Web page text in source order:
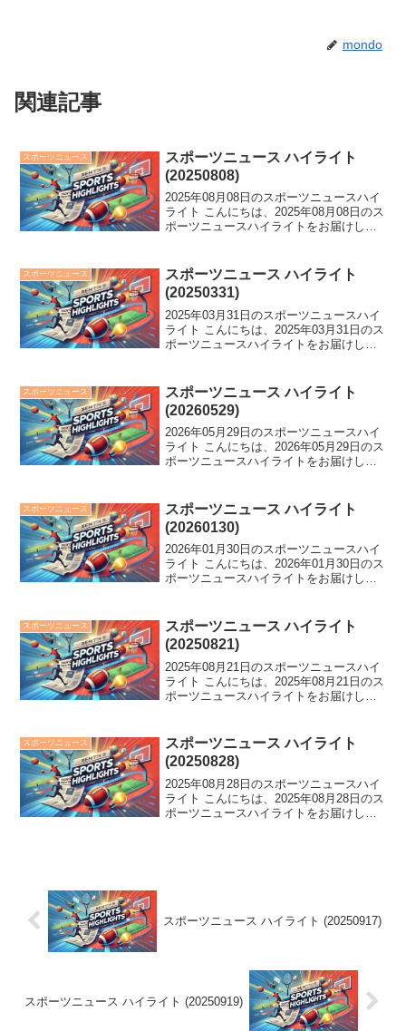
mondo
関連記事
スポーツニュース
スポーツニュース ハイライト
(20250808)
2025年08月08日のスポーツニュースハイ
ライト こんにちは、2025年08月08日のス
ポーツニュースハイライトをお届けしま
DeNAは主砲・牧秀悟が手術へ。さらに、
大...
スポーツニュース
スポーツニュース ハイライト
(20250331)
2025年03月31日のスポーツニュースハイ
ライト こんにちは、2025年03月31日のス
ポーツニュースハイライトをお届けしま
が分かれ、工藤公康氏の長女が国内ツア
ー...
スポーツニュース
スポーツニュース ハイライト
(20260529)
2026年05月29日のスポーツニュースハイ
ライト こんにちは、2026年05月29日のス
ポーツニュースハイライトをお届けしま
が深刻化し、各選手の動向に注目が集ま
る中...
スポーツニュース
スポーツニュース ハイライト
(20260130)
2026年01月30日のスポーツニュースハイ
ライト こんにちは、2026年01月30日のス
ポーツニュースハイライトをお届けしま
足止めの笹生優花選手やセンバツ出場校
発表...
スポーツニュース
スポーツニュース ハイライト
(20250821)
2025年08月21日のスポーツニュースハイ
ライト こんにちは、2025年08月21日のス
ポーツニュースハイライトをお届けしま
が開頭手術を受け、左指ない横山選手が
大...
スポーツニュース
スポーツニュース ハイライト
(20250828)
2025年08月28日のスポーツニュースハイ
ライト こんにちは、2025年08月28日のス
ポーツニュースハイライトをお届けしま
スポーツニュース ハイライト (20250917)
スポーツニュース ハイライト (20250919)